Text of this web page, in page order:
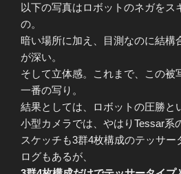
以下の写真はロボットのネガをス
の。
暗い場所に加え、目測なのに結構
が深い。
そして立体感。これまで、この被
一番の写り。
結果としては、ロボットの圧勝と
小型カメラでは、やはりTessar系
スケッチも3群4枚構成のテッサ
ログもあるが、